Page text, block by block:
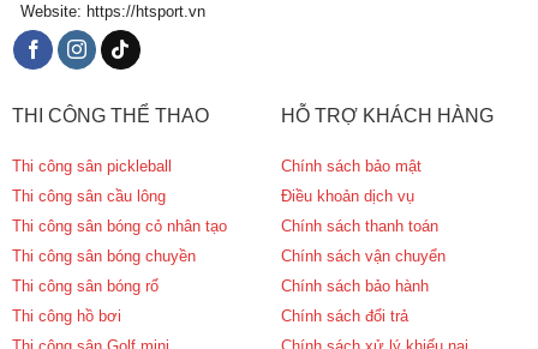
Website: https://htsport.vn
THI CÔNG THỂ THAO
Thi công sân pickleball
Thi công sân cầu lông
Thi công sân bóng cỏ nhân tạo
Thi công sân bóng chuyền
Thi công sân bóng rổ
Thi công hồ bơi
HỖ TRỢ KHÁCH HÀNG
Chính sách bảo mật
Điều khoản dịch vụ
Chính sách thanh toán
Chính sách vận chuyển
Chính sách bảo hành
Chính sách đổi trả